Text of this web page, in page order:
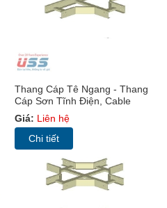
Thang Cáp Tê Ngang - Thang
Cáp Sơn Tĩnh Điện, Cable
Ladder (TC)
Giá: Liên hệ
Chi tiết